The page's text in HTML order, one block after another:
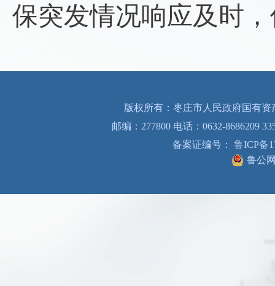
保突发情况响应及时
版权所有：枣庄市人民政府国有
邮编：277800 电话：0632-8686209
备案证编号： 鲁ICP备
鲁公